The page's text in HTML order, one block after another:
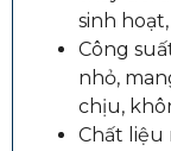
sinh
Công
nhỏ,
chịu,
Chất liệu